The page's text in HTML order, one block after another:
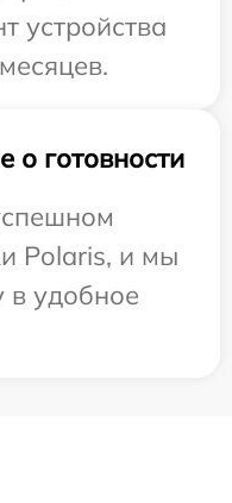
устройства
готовности
Polaris, и мы
в удобное